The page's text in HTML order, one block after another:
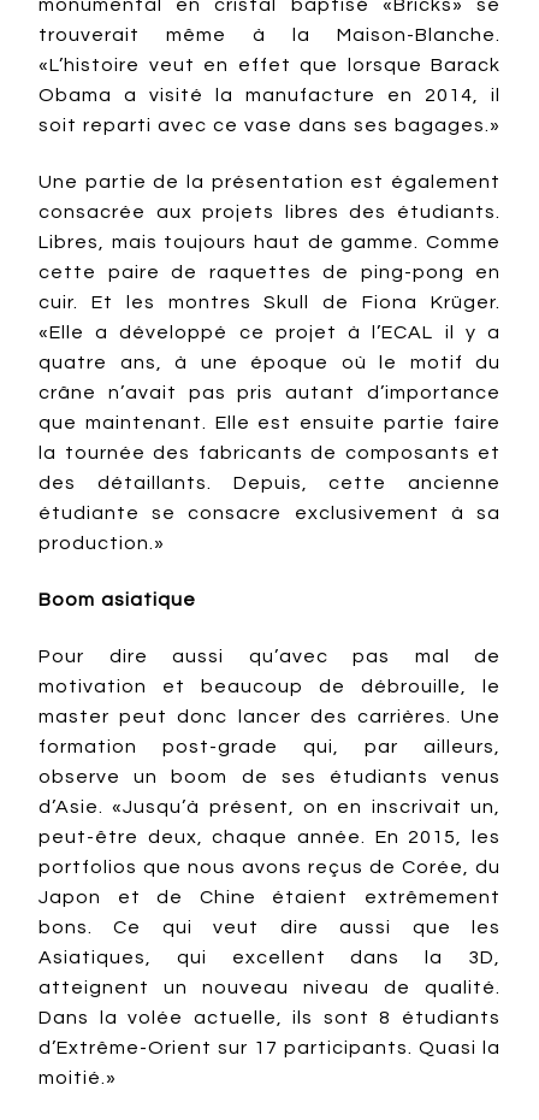
monumental en cristal baptisé «Bricks» se
trouverait même à la Maison-Blanche.
«L’histoire veut en effet que lorsque Barack
Obama a visité la manufacture en 2014, il
soit reparti avec ce vase dans ses bagages.»
Une partie de la présentation est également
consacrée aux projets libres des étudiants.
Libres, mais toujours haut de gamme. Comme
cette paire de raquettes de ping-pong en
cuir. Et les montres Skull de Fiona Krüger.
«Elle a développé ce projet à l’ECAL il y a
quatre ans, à une époque où le motif du
crâne n’avait pas pris autant d’importance
que maintenant. Elle est ensuite partie faire
la tournée des fabricants de composants et
des détaillants. Depuis, cette ancienne
étudiante se consacre exclusivement à sa
production.»
Boom asiatique
Pour dire aussi qu’avec pas mal de
motivation et beaucoup de débrouille, le
master peut donc lancer des carrières. Une
formation post-grade qui, par ailleurs,
observe un boom de ses étudiants venus
d’Asie. «Jusqu’à présent, on en inscrivait un,
peut-être deux, chaque année. En 2015, les
portfolios que nous avons reçus de Corée, du
Japon et de Chine étaient extrêmement
bons. Ce qui veut dire aussi que les
Asiatiques, qui excellent dans la 3D,
atteignent un nouveau niveau de qualité.
Dans la volée actuelle, ils sont 8 étudiants
d’Extrême-Orient sur 17 participants. Quasi la
moitié.»